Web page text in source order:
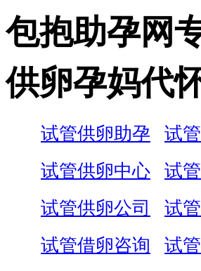
包抱助孕网
供卵孕妈代
试管供卵助孕
试
试管供卵中心
试
试管供卵公司
试
试管借卵咨询
试